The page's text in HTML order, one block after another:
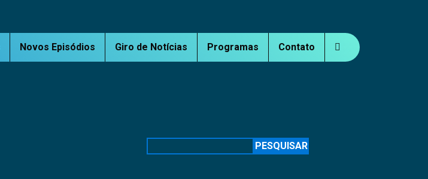
Novos Episódios Giro de Notícias Programas Contato
PESQUISAR